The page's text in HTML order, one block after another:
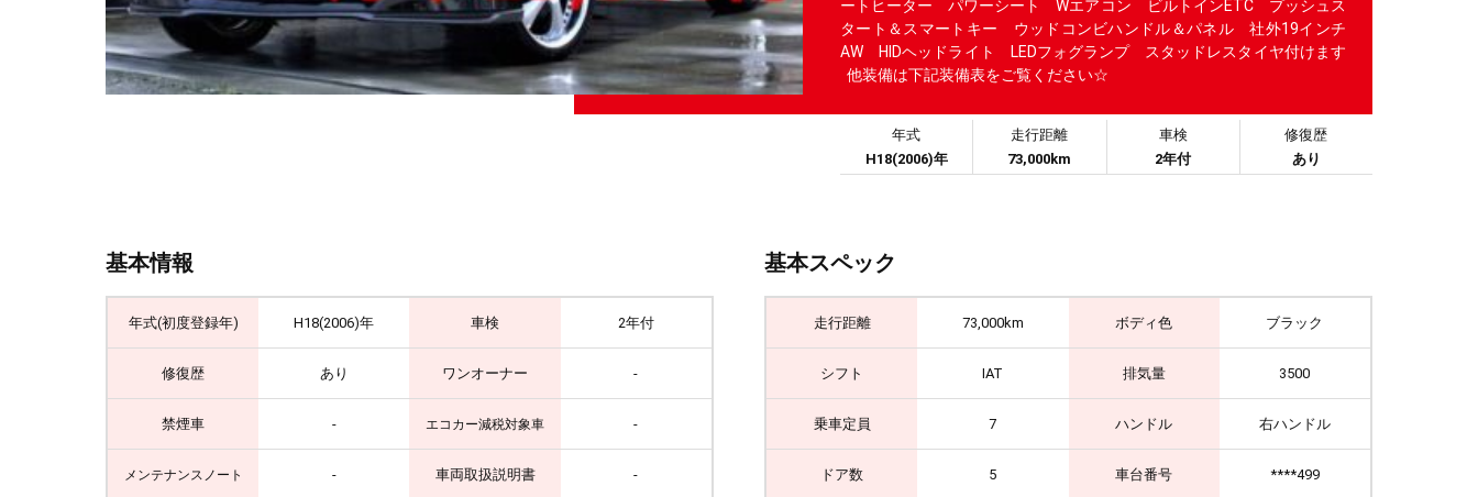
ートヒーター パワーシート Wエアコン ビルトインETC プッシュス
タート＆スマートキー ウッドコンビハンドル＆パネル 社外19インチ
AW HIDヘッドライト LEDフォグランプ スタッドレスタイヤ付けます
他装備は下記装備表をご覧ください☆
年式
H18(2006)年
走行距離
73,000km
車検
2年付
修復歴
あり
基本情報
年式(初度登録年) H18(2006)年 車検 2年付
修復歴 あり ワンオーナー -
禁煙車 - エコカー減税対象車 -
メンテナンスノート - 車両取扱説明書 -
基本スペック
走行距離 73,000km ボディ色 ブラック
シフト IAT 排気量 3500
乗車定員 7 ハンドル 右ハンドル
ドア数 5 車台番号 ****499